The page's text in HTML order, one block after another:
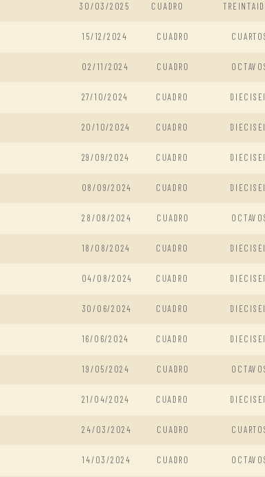
30/03/2025 CUADRO
15/12/2024 CUADRO
02/11/2024 CUADRO
27/10/2024 CUADRO
20/10/2024 CUADRO
29/09/2024 CUADRO
08/09/2024 CUADRO
28/08/2024 CUADRO
18/08/2024 CUADRO
04/08/2024 CUADRO
30/06/2024 CUADRO
16/06/2024 CUADRO
19/05/2024 CUADRO
21/04/2024 CUADRO
24/03/2024 CUADRO
14/03/2024 CUADRO